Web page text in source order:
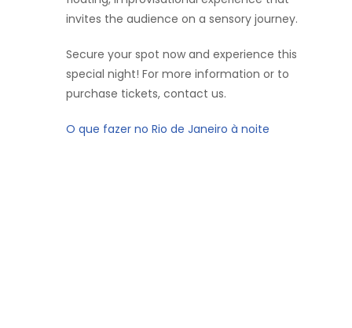
invites the audience on a sensory journey.
Secure your spot now and experience this
special night! For more information or to
purchase tickets, contact us.
O que fazer no Rio de Janeiro à noite